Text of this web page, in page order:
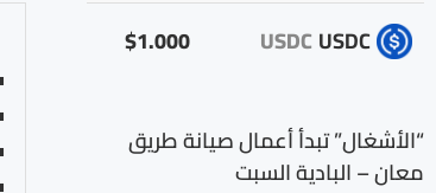
USDC
USDC
$1.000
“الأشغال” تبدأ أعمال صيانة طريق
معان – البادية السبت